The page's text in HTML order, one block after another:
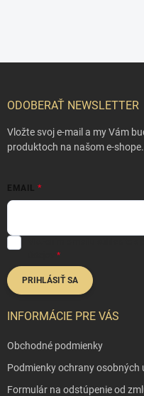
ODOBERAŤ NEWSLETTER
Vložte svoj e-mail a my Vám
produktoch na našom e-shope.
EMAIL
PRIHLÁSIŤ SA
INFORMÁCIE PRE VÁS
Obchodné podmienky
Podmienky ochrany osobných
Formulár na odstúpenie od